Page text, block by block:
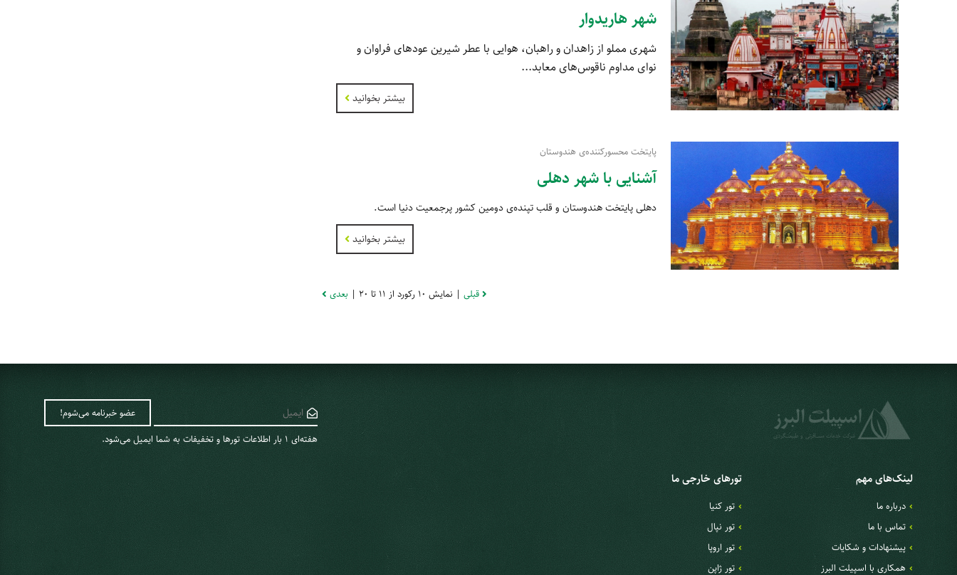
شهر هاریدوار
شهری مملو از زاهدان و راهبان، هوایی با عطر شیرین عودهای فراوان و
نوای مداوم ناقوس‌های معابد...
بیشتر بخوانید
پایتخت محسورکننده‌ی هندوستان
آشنایی با شهر دهلی
دهلی پایتخت هندوستان و قلب تپنده‌ی دومین کشور پرجمعیت دنیا است.
بیشتر بخوانید
قبلی| نمایش 10 رکورد از 11 تا 20 | بعدی
هفته‌ای 1 ‌بار اطلاعات تورها و تخفیفات به شما ایمیل می‌شود.
لینک‌های مهم
درباره ما
تماس با ما
پیشنهادات و شکایات
همکاری با اسپیلت البرز
تورهای خارجی ما
تور کنیا
تور نپال
تور اروپا
تور ژاپن